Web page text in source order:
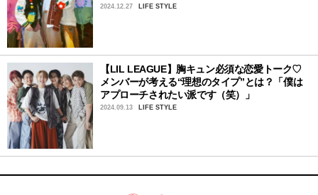
2024.12.27 LIFE STYLE
【LIL LEAGUE】胸キュン必須な恋愛トーク♡
メンバーが考える“理想のタイプ”とは？「僕は
アプローチされたい派です（笑）」
2024.09.13 LIFE STYLE